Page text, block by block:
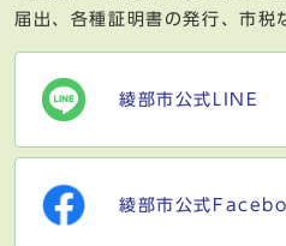
届出、各種証明書の発行、市税
綾部市公式LINE
綾部市公式